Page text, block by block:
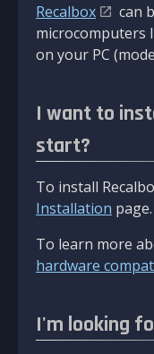
Recalbox
can
microcomputers
on your PC
I want to
start?
To install
Installation page.
To learn more
hardware
I'm looking